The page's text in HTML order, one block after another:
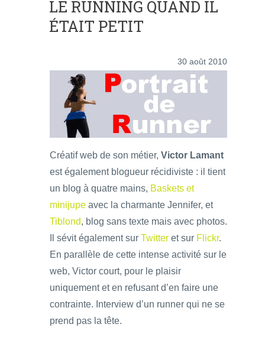
LE RUNNING QUAND IL
ÉTAIT PETIT
30 août 2010
Créatif web de son métier, Victor Lamant
est également blogueur récidiviste : il tient
un blog à quatre mains, Baskets et
minijupe avec la charmante Jennifer, et
Tiblond, blog sans texte mais avec photos.
Il sévit également sur Twitter et sur Flickr.
En parallèle de cette intense activité sur le
web, Victor court, pour le plaisir
uniquement et en refusant d’en faire une
contrainte. Interview d’un runner qui ne se
prend pas la tête.